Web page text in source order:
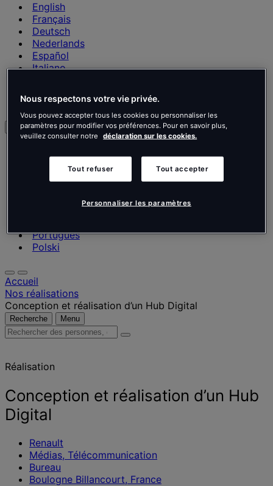
English
Français
Deutsch
Nederlands
Español
Italiano
Polski
Français
Deutsch
Português
Polski
Accueil
Nos réalisations
Conception et réalisation d’un Hub Digital
Recherche Menu
Rechercher
des
des
actualités
et
informations
Réalisation
Conception et réalisation d’un Hub
Digital
Renault
Médias, Télécommunication
Bureau
Boulogne Billancourt, France
Nous respectons votre vie privée.
Vous pouvez accepter tous les cookies ou personnaliser les
paramètres pour modifier vos préférences. Pour en savoir plus,
veuillez consulter notre
déclaration sur les cookies.
Tout refuser Tout accepter
Personnaliser les paramètres